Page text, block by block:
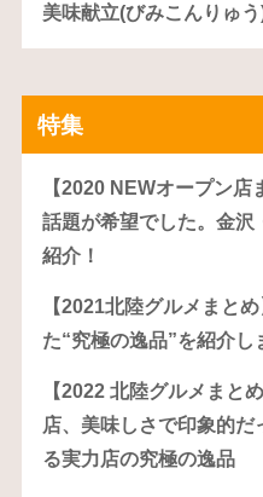
美味献立(びみこんりゅ
特集
【2020 NEWオープン
話題が希望でした。金沢
紹介！
【2021北陸グルメまと
た“究極の逸品”を紹介
【2022 北陸グルメまと
店、美味しさで印象的
る実力店の究極の逸品